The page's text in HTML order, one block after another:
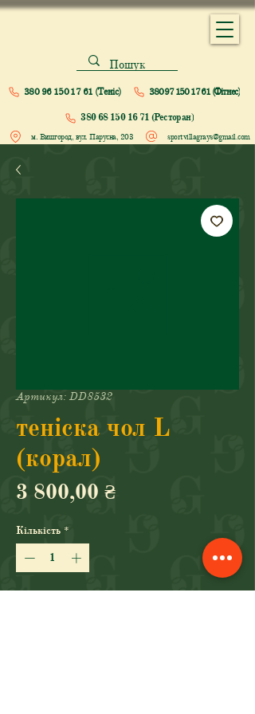
380 96 150 17 61 (Теніс)
sportvillagrays@gmail.com
380 97 150 17 61 (Фітнес)
м. Вишгород, вул. Парусна, 203
380 68 150 16 71 (Ресторан)
Артикул: DD8532
теніска чол L
(корал)
3 800,00 ₴Ціна
Кількість *